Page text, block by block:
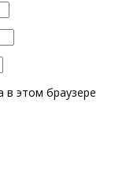
в этом браузере